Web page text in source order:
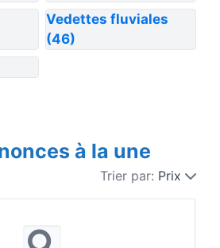
Vedettes fluviales
(46)
à la une
Trier par: Prix